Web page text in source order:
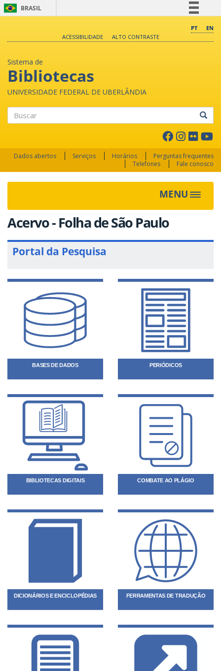
BRASIL
Comunica BR
PT
EN
ACESSIBILIDADE
ALTO CONTRASTE
Sistema de
Bibliotecas
UNIVERSIDADE FEDERAL DE UBERLÂNDIA
Dados abertos Serviços Horários
Perguntas frequentes
Telefones
Fale conosco
MENU Toggle
Acervo - Folha de São Paulo
Portal da Pesquisa
BASES DE DADOS PERIÓDICOS
BIBLIOTECAS DIGITAIS COMBATE AO PLÁGIO
DICIONÁRIOS E ENCICLOPÉDIAS FERRAMENTAS DE TRADUÇÃO